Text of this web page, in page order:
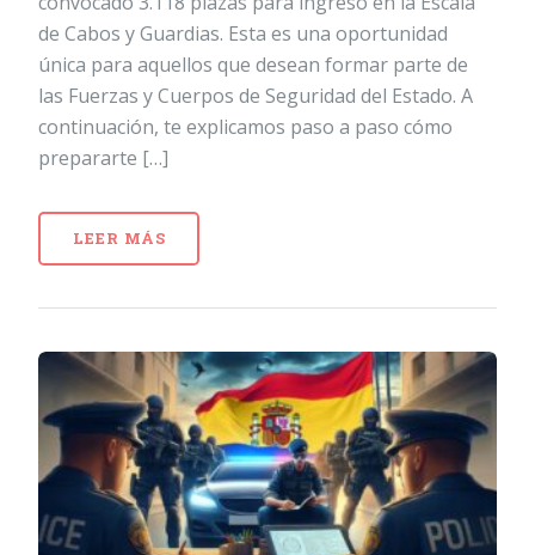
de Cabos y Guardias. Esta es una oportunidad
única para aquellos que desean formar parte de
las Fuerzas y Cuerpos de Seguridad del Estado. A
continuación, te explicamos paso a paso cómo
prepararte […]
LEER MÁS